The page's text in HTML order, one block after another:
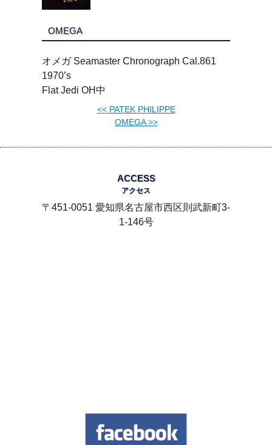
OMEGA
オメガ Seamaster Chronograph Cal.861
1970’s
Flat Jedi OH中
<<PATEK PHILIPPE
OMEGA>>
ACCESS
アクセス
〒451-0051 愛知県名古屋市西区則武新町3-
1-146号